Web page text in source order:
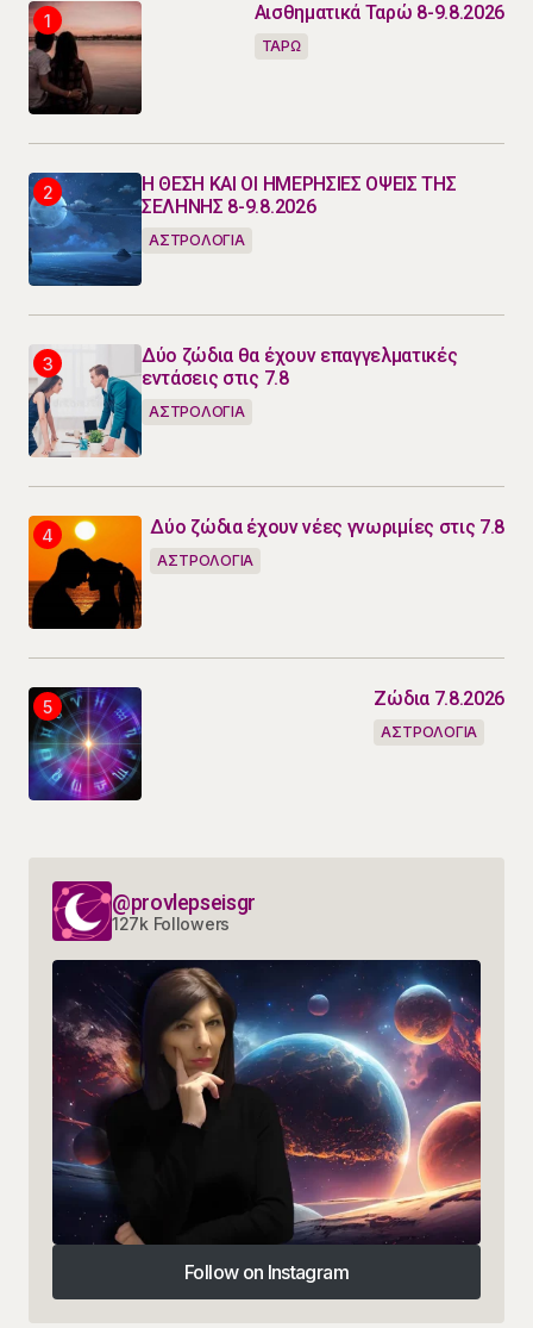
Αισθηματικά Ταρώ 8-9.8.2026
ΤΑΡΩ
Η ΘΕΣΗ ΚΑΙ ΟΙ ΗΜΕΡΗΣΙΕΣ ΟΨΕΙΣ ΤΗΣ
ΣΕΛΗΝΗΣ 8-9.8.2026
ΑΣΤΡΟΛΟΓΙΑ
Δύο ζώδια θα έχουν επαγγελματικές
εντάσεις στις 7.8
ΑΣΤΡΟΛΟΓΙΑ
Δύο ζώδια έχουν νέες γνωριμίες στις 7.8
ΑΣΤΡΟΛΟΓΙΑ
Ζώδια 7.8.2026
ΑΣΤΡΟΛΟΓΙΑ
@provlepseisgr
127k Followers
Follow on Instagram
Follow on Instagram